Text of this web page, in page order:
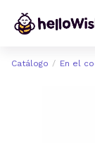
Catálogo En el